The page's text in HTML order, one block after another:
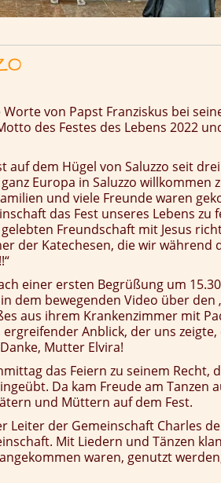
Worte von Papst Franziskus bei
des Festes des Lebens 2022
dem Hügel von Saluzzo seit
Europa in Saluzzo willkommen
und viele Freunde waren
das Fest unseres Lebens zu
Freundschaft mit Jesus
der Katechesen, die wir während
einer ersten Begrüßung um
dem bewegenden Video über den
aus ihrem Krankenzimmer mit
Anblick, der uns zeigte,
Mutter Elvira!
das Feiern zu seinem Recht,
Da kam Freude am Tanzen
und Müttern auf dem Fest.
Leiter der Gemeinschaft Charles de
Mit Liedern und Tänzen
waren, genutzt